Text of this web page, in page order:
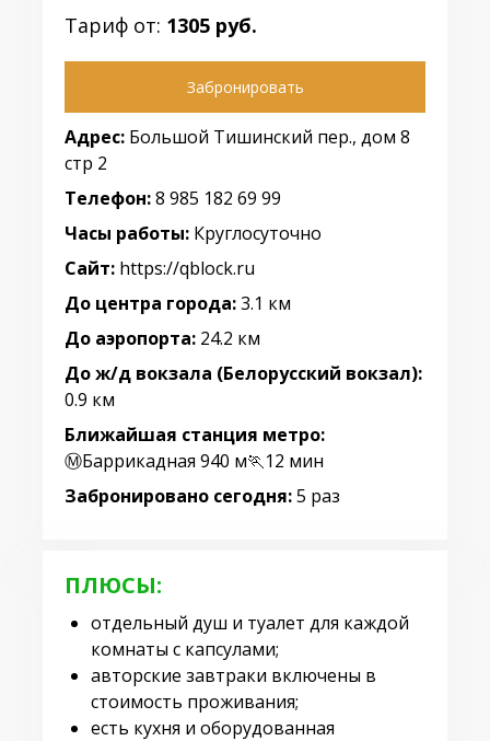
Тариф от: 1305 руб.
Забронировать
Адрес: Большой Тишинский пер., дом 8
стр 2
Телефон:8 985 182 69 99
Часы работы: Круглосуточно
Сайт: https://qblock.ru
До центра города:3.1 км
До аэропорта: 24.2 км
До ж/д вокзала (Белорусский вокзал):
0.9 км
Ближайшая станция метро:
Ⓜ️Баррикадная 940 м🏃12 мин
Забронировано сегодня:5 раз
ПЛЮСЫ:
отдельный душ и туалет для каждой
комнаты с капсулами;
авторские завтраки включены в
стоимость проживания;
есть кухня и оборудованная